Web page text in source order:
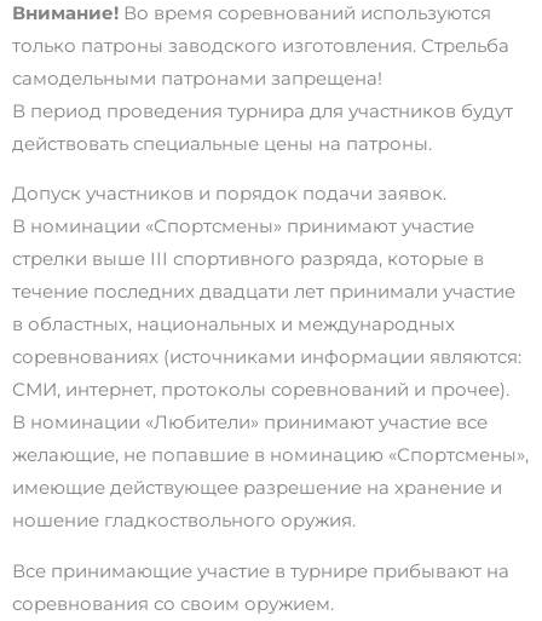
Внимание! Во время соревнований используются
только патроны заводского изготовления. Стрельба
самодельными патронами запрещена!
В период проведения турнира для участников будут
действовать специальные цены на патроны.
Допуск участников и порядок подачи заявок.
В номинации «Спортсмены» принимают участие
стрелки выше III спортивного разряда, которые в
течение последних двадцати лет принимали участие
в областных, национальных и международных
соревнованиях (источниками информации являются:
СМИ, интернет, протоколы соревнований и прочее).
В номинации «Любители» принимают участие все
желающие, не попавшие в номинацию «Спортсмены»,
имеющие действующее разрешение на хранение и
ношение гладкоствольного оружия.
Все принимающие участие в турнире прибывают на
соревнования со своим оружием.